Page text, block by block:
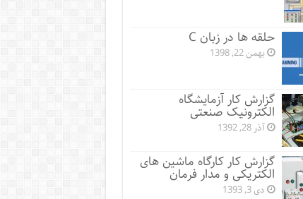
حلقه ها در زبان C
بهمن 22, 1398
گزارش کار آزمایشگاه
الکترونیک صنعتی
آذر 28, 1392
گزارش کار کارگاه ماشین های
الکتریکی و مدار فرمان
دی 3, 1393